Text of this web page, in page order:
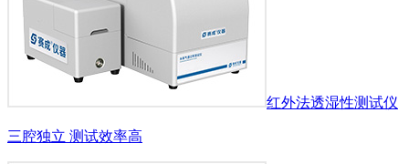
红外法透湿性测试仪
三腔独立 测试效率高